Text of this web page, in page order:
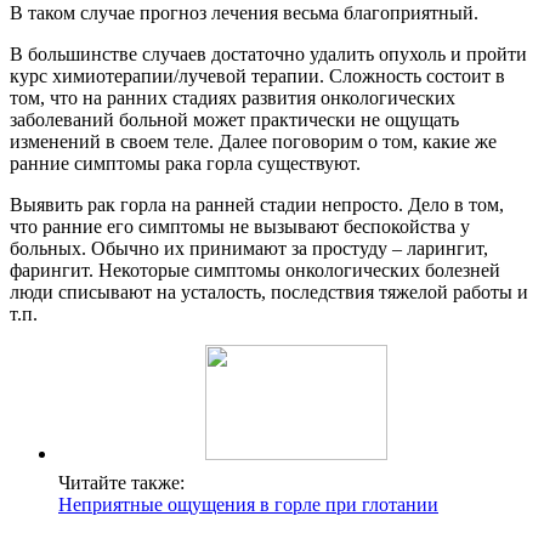
В таком случае прогноз лечения весьма благоприятный.
В большинстве случаев достаточно удалить опухоль и пройти
курс химиотерапии/лучевой терапии. Сложность состоит в
том, что на ранних стадиях развития онкологических
заболеваний больной может практически не ощущать
изменений в своем теле. Далее поговорим о том, какие же
ранние симптомы рака горла существуют.
Выявить рак горла на ранней стадии непросто. Дело в том,
что ранние его симптомы не вызывают беспокойства у
больных. Обычно их принимают за простуду – ларингит,
фарингит. Некоторые симптомы онкологических болезней
люди списывают на усталость, последствия тяжелой работы и
т.п.
Читайте также:
Неприятные ощущения в горле при глотании